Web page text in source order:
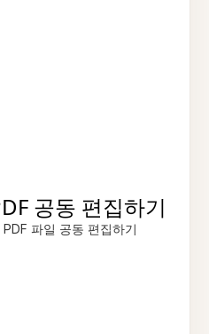
공동 편집하기
파일 공동 편집하기